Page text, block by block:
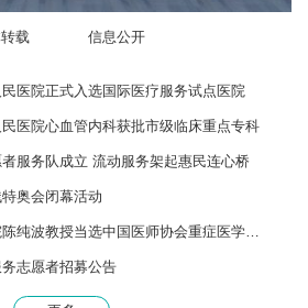
载 信息公开
医院正式入选国际医疗服务试点医院
医院心血管内科获批市级临床重点专科
服务队成立 流动服务架起惠民连心桥
奥会闭幕活动
喜报｜深圳市人民医院陈纯波教授当选中国医师协会重症医学医师分会常务委员
志愿者招募公告